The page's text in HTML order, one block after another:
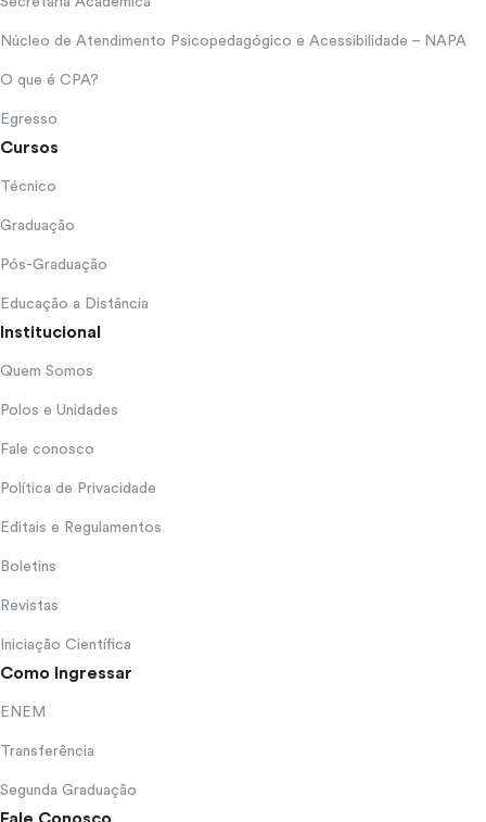
Núcleo de Atendimento Psicopedagógico e Acessibilidade – NAPA
O que é CPA?
Egresso
Cursos
Técnico
Graduação
Pós-Graduação
Educação a Distância
Institucional
Quem Somos
Polos e Unidades
Fale conosco
Política de Privacidade
Editais e Regulamentos
Boletins
Revistas
Iniciação Científica
Como Ingressar
ENEM
Transferência
Segunda Graduação